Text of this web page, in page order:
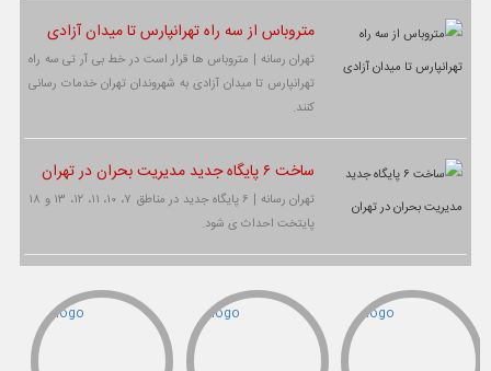
متروباس از سه راه تهرانپارس تا میدان آزادی
تهران رسانه | متروباس ها قرار است در خط بی آر تی سه راه
تهرانپارس تا میدان آزادی به شهروندان تهران خدمات رسانی
کنند.
ساخت ۶ پایگاه جدید مدیریت بحران در تهران
تهران رسانه | ۶ پایگاه جدید در مناطق ۷، ۱۰، ۱۱، ۱۲، ۱۳ و ۱۸
پایتخت احداث ی شود.